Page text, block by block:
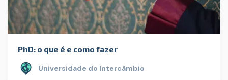
PhD: o que é e como fazer
Universidade do Intercâmbio